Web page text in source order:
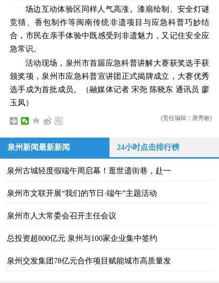
场边互动体验区同样人气高涨。漆扇绘制、安全灯谜
竞猜、香包制作等闽南传统非遗项目与应急科普巧妙结
合，市民在亲手体验中既感受到非遗魅力，又记住安全应
急常识。
活动现场，泉州市首届应急科普讲解大赛获奖选手获
颁奖项，泉州市应急科普宣讲团正式揭牌成立，大赛优秀
选手成为首批成员。（融媒体记者 宋尧 陈晓东 通讯员 廖
玉凤）
(责任编辑：唐秀敏)
泉州新闻最新新闻 24小时点击排行榜
泉州古城轻度假端午周启幕！逛世遗街巷，赴一
泉州市文联开展“我们的节日·端午”主题活动
泉州市人大常委会召开主任会议
总投资超800亿元 泉州与100家企业集中签约
泉州交发集团78亿元合作项目赋能城市高质量发